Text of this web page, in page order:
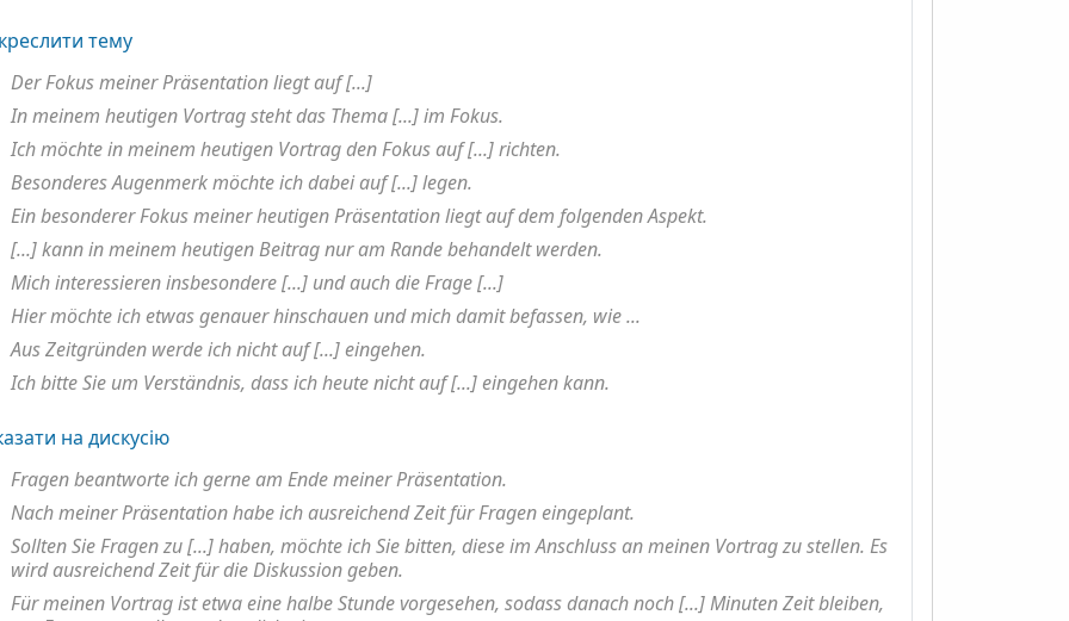
тему
Der Fokus meiner Präsentation liegt auf [...]
In meinem heutigen Vortrag steht das Thema [...] im Fokus.
Ich möchte in meinem heutigen Vortrag den Fokus auf [...] richten.
Besonderes Augenmerk möchte ich dabei auf [...] legen.
Ein besonderer Fokus meiner heutigen Präsentation liegt auf dem folgenden Aspekt.
[...] kann in meinem heutigen Beitrag nur am Rande behandelt werden.
Mich interessieren insbesondere [...] und auch die Frage [...]
Hier möchte ich etwas genauer hinschauen und mich damit befassen, wie ...
Aus Zeitgründen werde ich nicht auf [...] eingehen.
Ich bitte Sie um Verständnis, dass ich heute nicht auf [...] eingehen kann.
на дискусію
Fragen beantworte ich gerne am Ende meiner Präsentation.
Nach meiner Präsentation habe ich ausreichend Zeit für Fragen eingeplant.
Sollten Sie Fragen zu [...] haben, möchte ich Sie bitten, diese im Anschluss an meinen Vortrag zu stellen. Es
wird ausreichend Zeit für die Diskussion geben.
Für meinen Vortrag ist etwa eine halbe Stunde vorgesehen, sodass danach noch [...] Minuten Zeit bleiben,